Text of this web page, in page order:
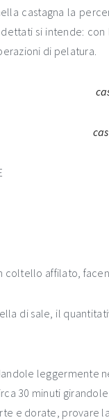
castagna la
si intende:
di pelatura.
coltello affilato,
di sale, il
leggermente
30 minuti
e dorate, provare